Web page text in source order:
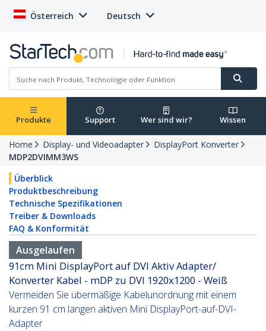
Österreich Deutsch
Produkte Support Wer sind wir? Wissen
Home Display- und Videoadapter
DisplayPort Konverter
MDP2DVIMM3WS
Überblick
Produktbeschreibung
Technische Spezifikationen
Treiber & Downloads
FAQ & Konformität
Ausgelaufen
91cm Mini DisplayPort auf DVI Aktiv Adapter/
Konverter Kabel - mDP zu DVI 1920x1200 - Weiß
Vermeiden Sie übermäßige Kabelunordnung mit einem
kurzen 91 cm langen aktiven Mini DisplayPort-auf-DVI-
Adapter